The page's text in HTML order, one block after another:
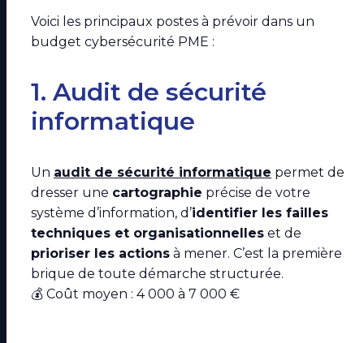
Voici les principaux postes à prévoir dans un
budget cybersécurité PME :
1. Audit de sécurité
informatique
Un audit de sécurité informatique permet de
dresser une cartographie précise de votre
système d’information, d’identifier les failles
techniques et organisationnelles et de
prioriser les actions à mener. C’est la première
brique de toute démarche structurée.
💰 Coût moyen : 4 000 à 7 000 €